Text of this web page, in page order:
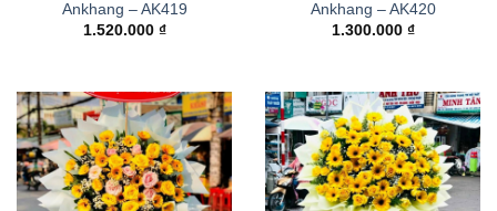
Ankhang – AK419
1.520.000 ₫
Ankhang – AK420
1.300.000 ₫